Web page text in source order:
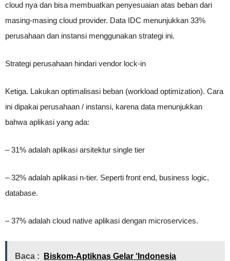
cloud nya dan bisa membuatkan penyesuaian atas beban dari
masing-masing cloud provider. Data IDC menunjukkan 33%
perusahaan dan instansi menggunakan strategi ini.
Strategi perusahaan hindari vendor lock-in
Ketiga. Lakukan optimalisasi beban (workload optimization). Cara
ini dipakai perusahaan / instansi, karena data menunjukkan
bahwa aplikasi yang ada:
– 31% adalah aplikasi arsitektur single tier
– 32% adalah aplikasi n-tier. Seperti front end, business logic,
database.
– 37% adalah cloud native aplikasi dengan microservices.
Baca :
Biskom-Aptiknas Gelar ‘Indonesia